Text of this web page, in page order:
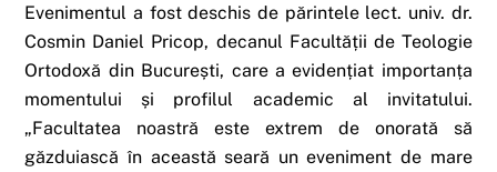
Evenimentul a fost deschis de părintele lect. univ. dr.
Cosmin Daniel Pricop, decanul Facultății de Teologie
Ortodoxă din București, care a evidențiat importanța
momentului și profilul academic al invitatului.
„Facultatea noastră este extrem de onorată să
găzduiască în această seară un eveniment de mare